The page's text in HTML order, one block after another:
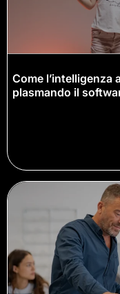
Come l’intelligenza
plasmando il